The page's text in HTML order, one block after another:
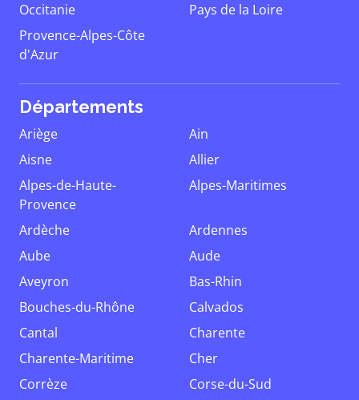
Occitanie
Pays de la Loire
Provence-Alpes-Côte
d'Azur
Départements
Ariège
Ain
Aisne
Allier
Alpes-de-Haute-
Provence
Alpes-Maritimes
Ardèche
Ardennes
Aube
Aude
Aveyron
Bas-Rhin
Bouches-du-Rhône
Calvados
Cantal
Charente
Charente-Maritime
Cher
Corrèze
Corse-du-Sud